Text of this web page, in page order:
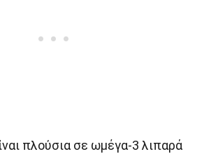
πλούσια σε ωμέγα-3 λιπαρά